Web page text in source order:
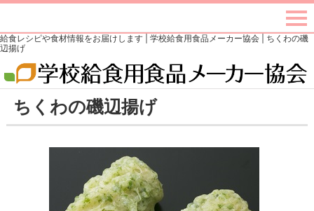
給食レシピや食材情報をお届けします | 学校給食用食品メーカー協会 | ちくわの磯
辺揚げ
ちくわの磯辺揚げ